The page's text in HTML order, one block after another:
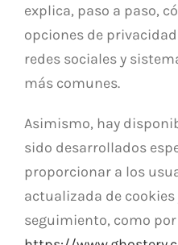
explica, paso a paso,
opciones de
redes sociales y
más comunes.
Asimismo, hay
sido desarrollados
proporcionar a los
actualizada de
seguimiento, como